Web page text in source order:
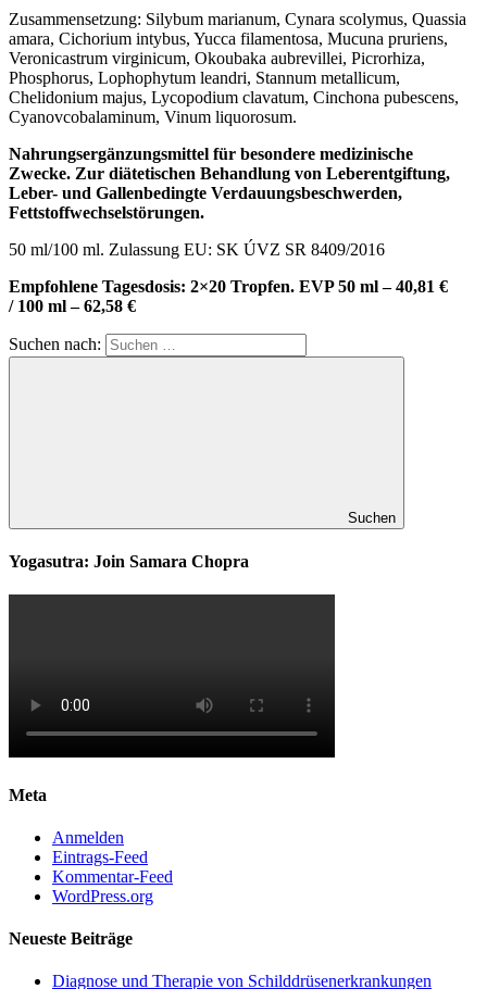
Zusammensetzung: Silybum marianum, Cynara scolymus, Quassia
amara, Cichorium intybus, Yucca filamentosa, Mucuna pruriens,
Veronicastrum virginicum, Okoubaka aubrevillei, Picrorhiza,
Phosphorus, Lophophytum leandri, Stannum metallicum,
Chelidonium majus, Lycopodium clavatum, Cinchona pubescens,
Cyanovcobalaminum, Vinum liquorosum.
Nahrungsergänzungsmittel für besondere medizinische
Zwecke. Zur diätetischen Behandlung von Leberentgiftung,
Leber- und Gallenbedingte Verdauungsbeschwerden,
Fettstoffwechselstörungen.
50 ml/100 ml. Zulassung EU: SK ÚVZ SR 8409/2016
Empfohlene Tagesdosis: 2×20 Tropfen. EVP 50 ml – 40,81 €
/ 100 ml – 62,58 €
Suchen nach:
Suchen
Yogasutra: Join Samara Chopra
Meta
Anmelden
Eintrags-Feed
Kommentar-Feed
WordPress.org
Neueste Beiträge
Diagnose und Therapie von Schilddrüsenerkrankungen